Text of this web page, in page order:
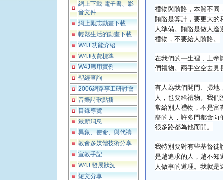
網上下載-電子書、影
音文件
網上勵志動畫下載
輕鬆生活的動畫下載
W4J 功能介紹
W4J收費標準
W4J應用實例
聖經查詢
2006網路事工研討會
音樂詩歌點播
目錄導覽
最新消息
異象、使命、與代禱
教會多媒體技術分享
宣教手記
W4J 發展狀況
短文分享
禮物與賄賂，本質不同
賄賂是算計，要更大的
人準備。賄賂是做人
禮物，不要給人賄賂。
在我們的一生裡，上帝
們禮物。兩手空空去見
有人為我們開門、掃地
人，也要給禮物。我
常給別人禮物，不是富
嗇的人，許多門都會向
很多路都為他而開。
我特別要對有些基督徒
是越追求的人，越不知
人做事的道理。我就